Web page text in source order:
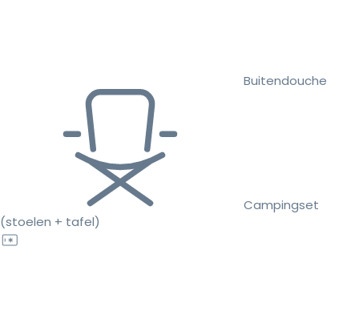
Buitendouche
Campingset
(stoelen + tafel)